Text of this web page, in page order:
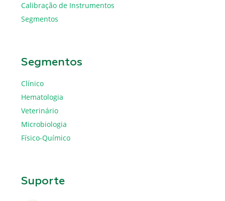
Calibração de Instrumentos
Segmentos
Segmentos
Clínico
Hematologia
Veterinário
Microbiologia
Físico-Químico
Suporte